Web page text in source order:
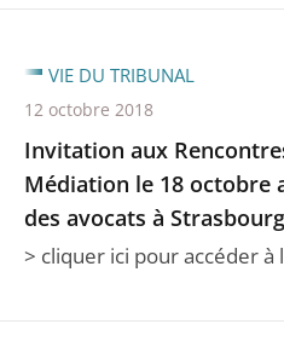
Invitation aux
Médiation le 18 octobre
des avocats à Strasbourg
> cliquer ici pour accéder à
VIE DU TRIBUNAL
12 octobre 2018